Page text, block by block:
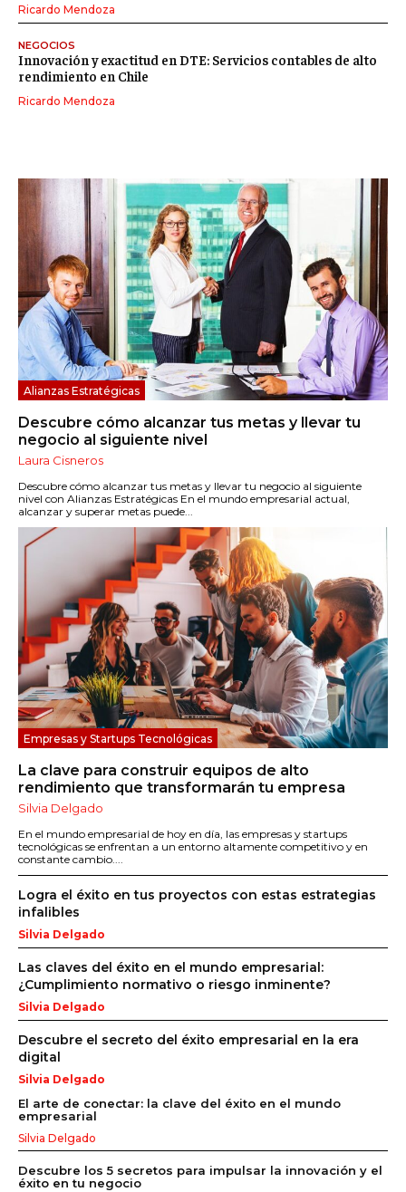
Alianzas Estratégicas
Descubre cómo alcanzar tus metas y llevar tu
negocio al siguiente nivel
Laura Cisneros
Descubre cómo alcanzar tus metas y llevar tu negocio al siguiente
nivel con Alianzas Estratégicas En el mundo empresarial actual,
alcanzar y superar metas puede...
Empresas y Startups Tecnológicas
La clave para construir equipos de alto
rendimiento que transformarán tu empresa
Silvia Delgado
En el mundo empresarial de hoy en día, las empresas y startups
tecnológicas se enfrentan a un entorno altamente competitivo y en
constante cambio....
Logra el éxito en tus proyectos con estas estrategias
infalibles
Silvia Delgado
Las claves del éxito en el mundo empresarial:
¿Cumplimiento normativo o riesgo inminente?
Silvia Delgado
Descubre el secreto del éxito empresarial en la era
digital
Silvia Delgado
El arte de conectar: la clave del éxito en el mundo
empresarial
Silvia Delgado
Descubre los 5 secretos para impulsar la innovación y el
éxito en tu negocio
Ricardo Mendoza
NEGOCIOS
Innovación y exactitud en DTE: Servicios contables de alto
rendimiento en Chile
Ricardo Mendoza